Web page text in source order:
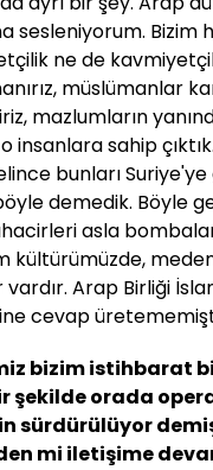
sesleniyorum. Bizim
ne de
müslümanlar
mazlumların
insanlara sahip
bunları
demedik. Böyle
asla
kültürümüzde,
Arap Birliği
cevap
bizim istihbarat
şekilde orada
sürdürülüyor
mi iletişime